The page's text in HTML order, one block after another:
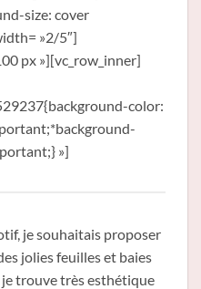
size: cover
»2/5″]
px »][vc_row_inner]
color:
»]
je souhaitais proposer
jolies feuilles et baies
je trouve très esthétique